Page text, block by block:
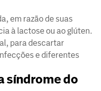
em razão de suas
à lactose ou ao glúten.
para descartar
e diferentes
síndrome do